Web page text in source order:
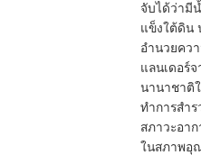
จับได้ว่ามี
แข็งใต้ดิน
อำนวยคว
แลนเดอร์
นานาชาติ
ทำการสำ
สภาวะอา
ในสภาพอุ